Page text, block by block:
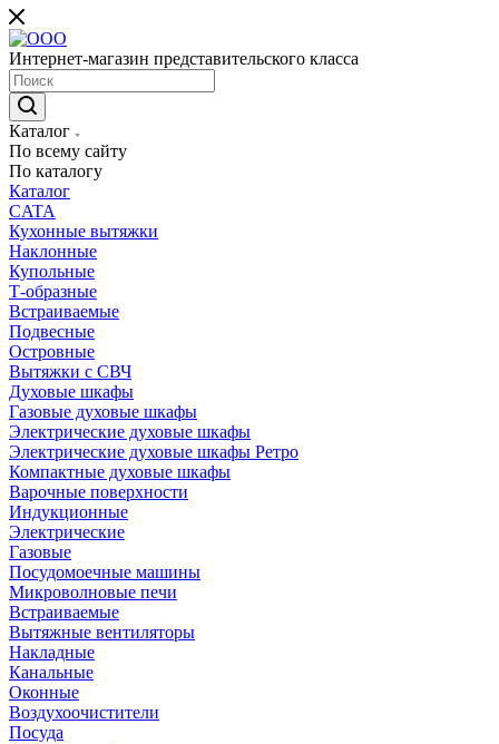
Интернет-магазин представительского класса
Каталог
По всему сайту
По каталогу
Каталог
CATA
Кухонные вытяжки
Наклонные
Купольные
Т-образные
Встраиваемые
Подвесные
Островные
Вытяжки с СВЧ
Духовые шкафы
Газовые духовые шкафы
Электрические духовые шкафы
Электрические духовые шкафы Ретро
Компактные духовые шкафы
Варочные поверхности
Индукционные
Электрические
Газовые
Посудомоечные машины
Микроволновые печи
Встраиваемые
Вытяжные вентиляторы
Накладные
Канальные
Оконные
Воздухоочистители
Посуда